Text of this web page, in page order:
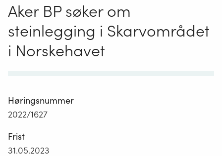
Aker BP søker om
steinlegging i Skarvområdet
i Norskehavet
Høringsnummer
2022/1627
Frist
31.05.2023